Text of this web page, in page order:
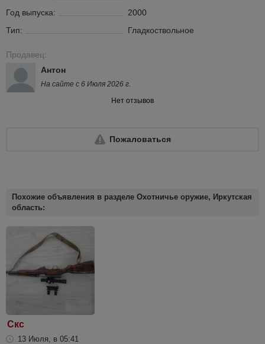
Год выпуска:
2000
Тип:
Гладкоствольное
Продавец:
Антон
На сайте с 6 Июля 2026 г.
Нет отзывов
Пожаловаться
Похожие объявления в разделе Охотничье оружие, Иркутская
область:
Скс
13 Июля, в 05:41